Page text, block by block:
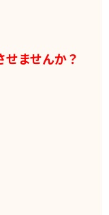
ませんか？